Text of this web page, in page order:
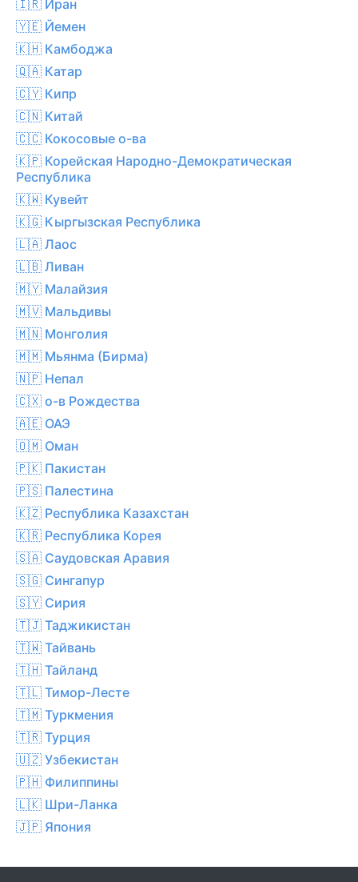
🇮🇷 Иран
🇾🇪 Йемен
🇰🇭 Камбоджа
🇶🇦 Катар
🇨🇾 Кипр
🇨🇳 Китай
🇨🇨 Кокосовые о-ва
🇰🇵 Корейская Народно-Демократическая
Республика
🇰🇼 Кувейт
🇰🇬 Кыргызская Республика
🇱🇦 Лаос
🇱🇧 Ливан
🇲🇾 Малайзия
🇲🇻 Мальдивы
🇲🇳 Монголия
🇲🇲 Мьянма (Бирма)
🇳🇵 Непал
🇨🇽 о-в Рождества
🇦🇪 ОАЭ
🇴🇲 Оман
🇵🇰 Пакистан
🇵🇸 Палестина
🇰🇿 Республика Казахстан
🇰🇷 Республика Корея
🇸🇦 Саудовская Аравия
🇸🇬 Сингапур
🇸🇾 Сирия
🇹🇯 Таджикистан
🇹🇼 Тайвань
🇹🇭 Тайланд
🇹🇱 Тимор-Лесте
🇹🇲 Туркмения
🇹🇷 Турция
🇺🇿 Узбекистан
🇵🇭 Филиппины
🇱🇰 Шри-Ланка
🇯🇵 Япония